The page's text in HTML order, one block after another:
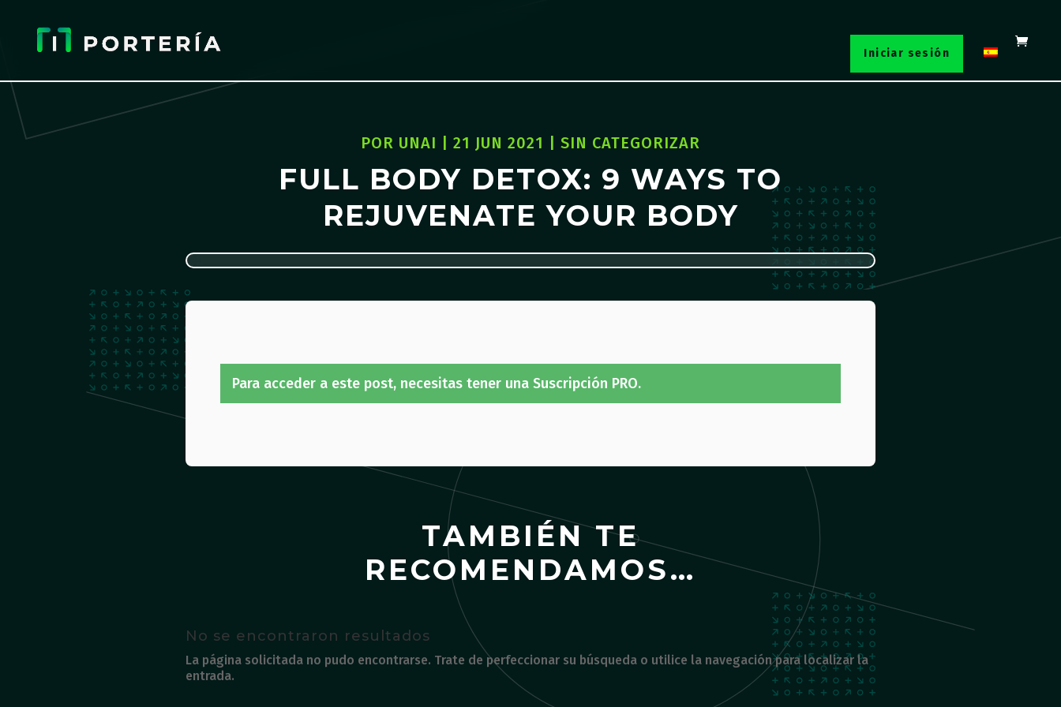
Iniciar sesión
POR UNAI 21 JUN 2021 SIN CATEGORIZAR
FULL BODY DETOX: 9 WAYS TO
REJUVENATE YOUR BODY
Para acceder a este post, necesitas tener una Suscripción PRO.
TAMBIÉN TE
RECOMENDAMOS…
No se encontraron resultados
La página solicitada no pudo encontrarse. Trate de perfeccionar su búsqueda o utilice la navegación para localizar la
entrada.